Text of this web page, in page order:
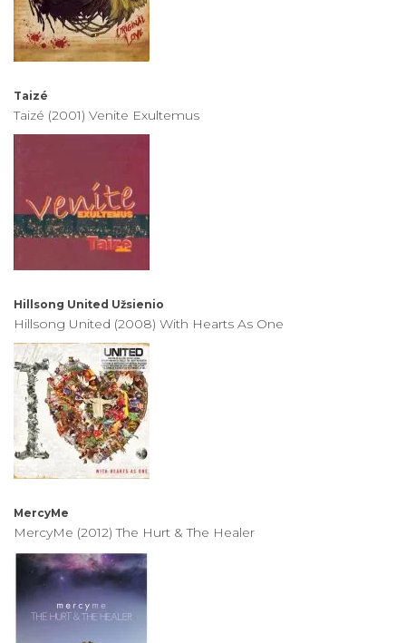
Taizé
Taizé (2001) Venite Exultemus
Hillsong United Užsienio
Hillsong United (2008) With Hearts As One
MercyMe
MercyMe (2012) The Hurt & The Healer